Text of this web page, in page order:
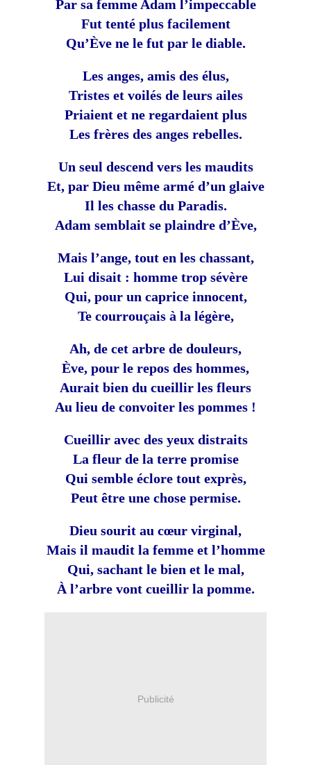
Par sa femme Adam l’impeccable
Fut tenté plus facilement
Qu’Ève ne le fut par le diable.
Les anges, amis des élus,
Tristes et voilés de leurs ailes
Priaient et ne regardaient plus
Les frères des anges rebelles.
Un seul descend vers les maudits
Et, par Dieu même armé d’un glaive
Il les chasse du Paradis.
Adam semblait se plaindre d’Ève,
Mais l’ange, tout en les chassant,
Lui disait : homme trop sévère
Qui, pour un caprice innocent,
Te courrouçais à la légère,
Ah, de cet arbre de douleurs,
Ève, pour le repos des hommes,
Aurait bien du cueillir les fleurs
Au lieu de convoiter les pommes !
Cueillir avec des yeux distraits
La fleur de la terre promise
Qui semble éclore tout exprès,
Peut être une chose permise.
Dieu sourit au cœur virginal,
Mais il maudit la femme et l’homme
Qui, sachant le bien et le mal,
À l’arbre vont cueillir la pomme.
Publicité